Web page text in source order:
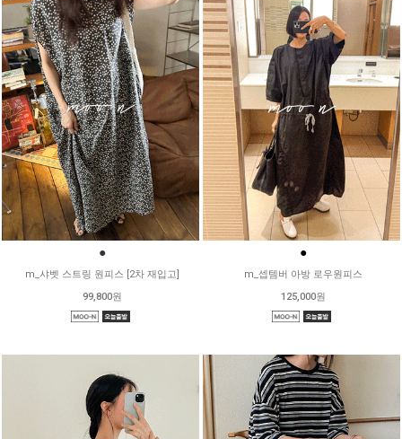
●
m_샤벳 스트링 원피스 [2차 재입고]
99,800원
●
m_셉템버 아방 로우원피스
125,000원